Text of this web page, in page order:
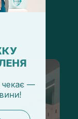
чекає —